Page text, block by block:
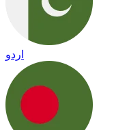
اردو